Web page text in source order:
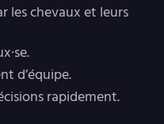
les chevaux et leurs
d’équipe.
rapidement.